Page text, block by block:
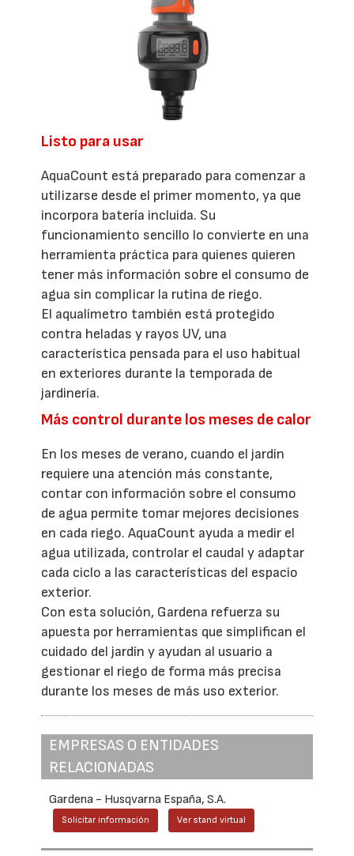
Listo para usar
AquaCount está preparado para comenzar a
utilizarse desde el primer momento, ya que
incorpora batería incluida. Su
funcionamiento sencillo lo convierte en una
herramienta práctica para quienes quieren
tener más información sobre el consumo de
agua sin complicar la rutina de riego.
El aqualímetro también está protegido
contra heladas y rayos UV, una
característica pensada para el uso habitual
en exteriores durante la temporada de
jardinería.
Más control durante los meses de calor
En los meses de verano, cuando el jardín
requiere una atención más constante,
contar con información sobre el consumo
de agua permite tomar mejores decisiones
en cada riego. AquaCount ayuda a medir el
agua utilizada, controlar el caudal y adaptar
cada ciclo a las características del espacio
exterior.
Con esta solución, Gardena refuerza su
apuesta por herramientas que simplifican el
cuidado del jardín y ayudan al usuario a
gestionar el riego de forma más precisa
durante los meses de más uso exterior.
EMPRESAS O ENTIDADES
RELACIONADAS
Gardena - Husqvarna España, S.A.
Solicitar información Ver stand virtual